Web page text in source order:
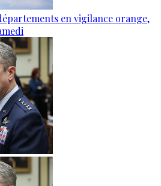
en vigilance orange,